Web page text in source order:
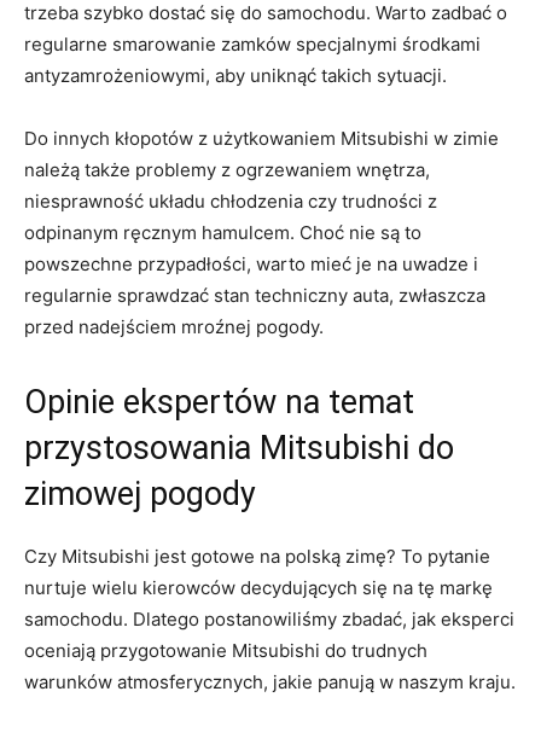
trzeba szybko dostać się do samochodu. Warto zadbać o
regularne smarowanie zamków specjalnymi środkami
antyzamrożeniowymi, aby uniknąć takich sytuacji.
Do⁤ innych kłopotów z użytkowaniem Mitsubishi w zimie
należą ‍także problemy z ogrzewaniem wnętrza,
niesprawność układu chłodzenia ‌czy trudności z
odpinanym ręcznym hamulcem. Choć nie ⁤są to
powszechne przypadłości, warto⁣ mieć je na uwadze i
regularnie sprawdzać stan techniczny‍ auta, zwłaszcza
przed nadejściem ⁤mroźnej pogody.
Opinie‍ ekspertów na temat‌
przystosowania Mitsubishi do
zimowej pogody
Czy Mitsubishi⁤ jest gotowe na polską ​zimę? To pytanie
nurtuje wielu​ kierowców decydujących się ⁢na tę markę​
samochodu. Dlatego postanowiliśmy ⁤zbadać, jak ⁢eksperci
⁤oceniają przygotowanie Mitsubishi do trudnych
warunków atmosferycznych, jakie panują w naszym kraju.